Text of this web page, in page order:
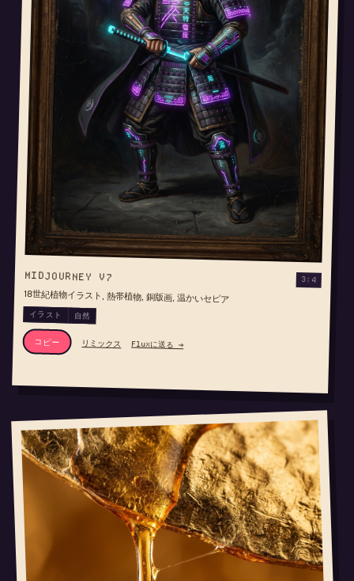
MIDJOURNEY V7 3:4
18世紀植物イラスト, 熱帯植物, 銅版画, 温かいセピア
イラスト 自然
コピー リミックス Fluxに送る →